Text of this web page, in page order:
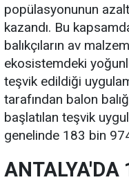
popülasyonunun
kazandı. Bu
balıkçıların av
ekosistemdeki
teşvik edildiği
tarafından balon
başlatılan teşvik
genelinde 183 bin
ANTALYA'DA